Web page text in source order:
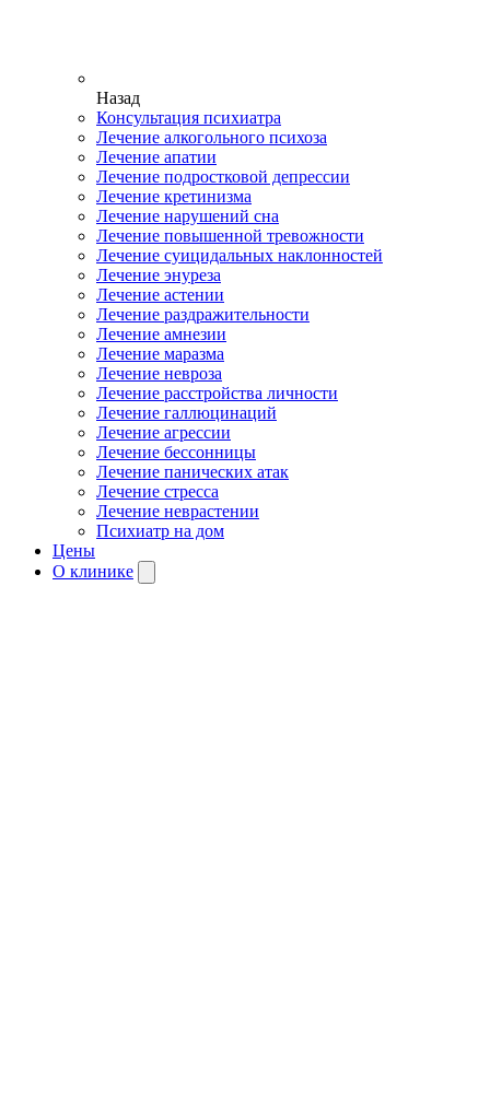
Назад
Консультация психиатра
Лечение алкогольного психоза
Лечение апатии
Лечение подростковой депрессии
Лечение кретинизма
Лечение нарушений сна
Лечение повышенной тревожности
Лечение суицидальных наклонностей
Лечение энуреза
Лечение астении
Лечение раздражительности
Лечение амнезии
Лечение маразма
Лечение невроза
Лечение расстройства личности
Лечение галлюцинаций
Лечение агрессии
Лечение бессонницы
Лечение панических атак
Лечение стресса
Лечение неврастении
Психиатр на дом
Цены
О клинике